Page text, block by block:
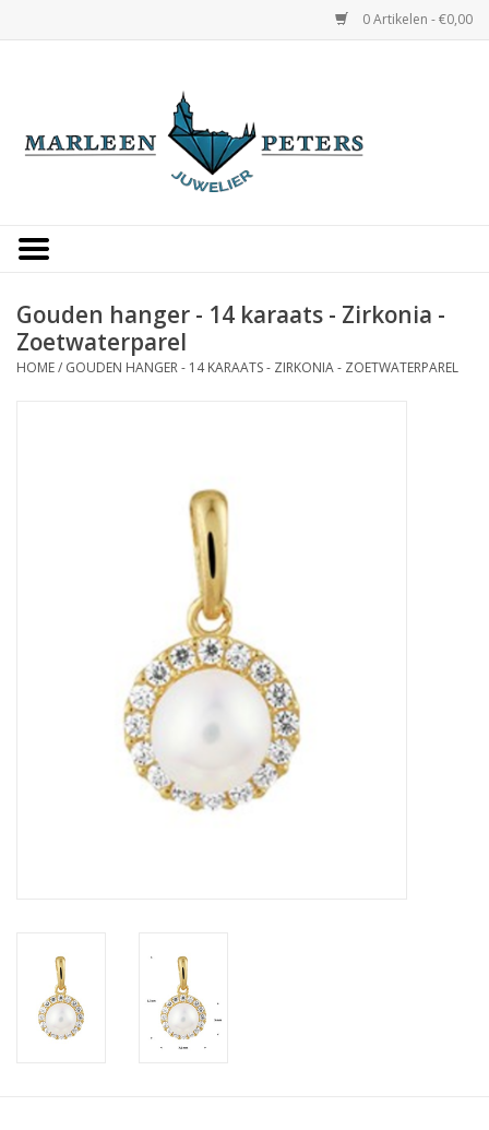
0 Artikelen - €0,00
Occasions
Gouden hanger - 14 karaats - Zirkonia -
Zoetwaterparel
HOME/ GOUDEN HANGER - 14 KARAATS - ZIRKONIA - ZOETWATERPAREL